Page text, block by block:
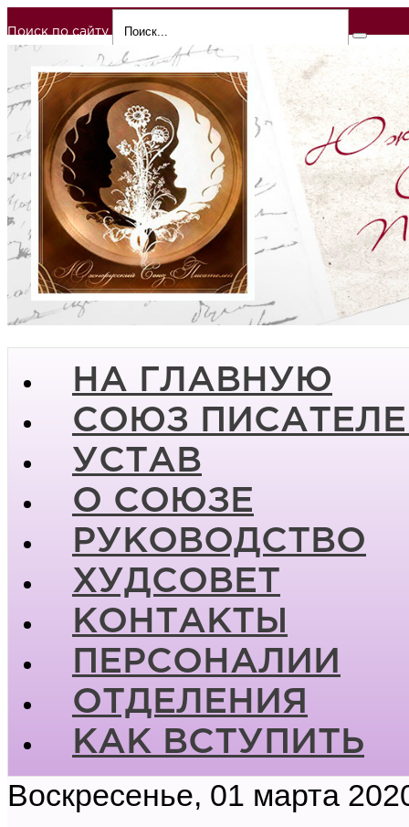
Поиск по сайту
НА ГЛАВНУЮ
СОЮЗ
УСТАВ
О СОЮЗЕ
РУКОВОДСТВО
ХУДСОВЕТ
КОНТАКТЫ
ПЕРСОНАЛИИ
ОТДЕЛЕНИЯ
КАК ВСТУПИТЬ
Воскресенье, 01 марта